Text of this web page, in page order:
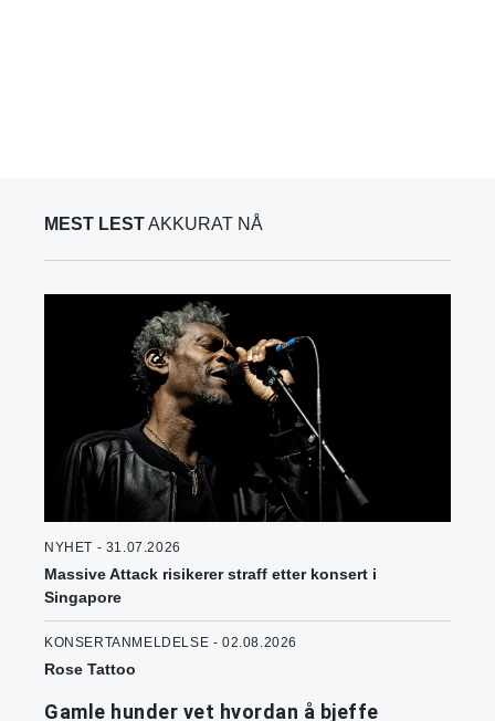
MEST LESTAKKURAT NÅ
NYHET - 31.07.2026
Massive Attack risikerer straff etter konsert i
Singapore
KONSERTANMELDELSE - 02.08.2026
Rose Tattoo
Gamle hunder vet hvordan å bjeffe